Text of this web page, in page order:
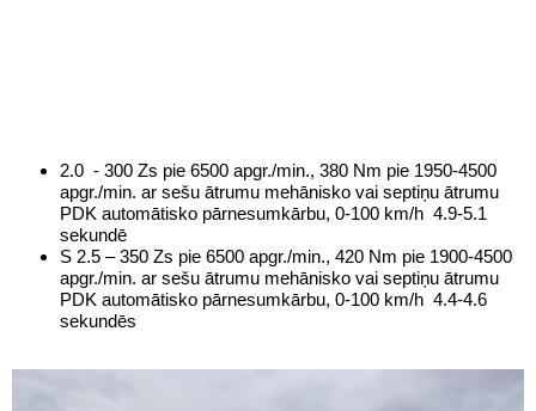
2.0 - 300 Zs pie 6500 apgr./min., 380 Nm pie 1950-4500
apgr./min. ar sešu ātrumu mehānisko vai septiņu ātrumu
PDK automātisko pārnesumkārbu, 0-100 km/h 4.9-5.1
sekundē
S 2.5 – 350 Zs pie 6500 apgr./min., 420 Nm pie 1900-4500
apgr./min. ar sešu ātrumu mehānisko vai septiņu ātrumu
PDK automātisko pārnesumkārbu, 0-100 km/h 4.4-4.6
sekundēs